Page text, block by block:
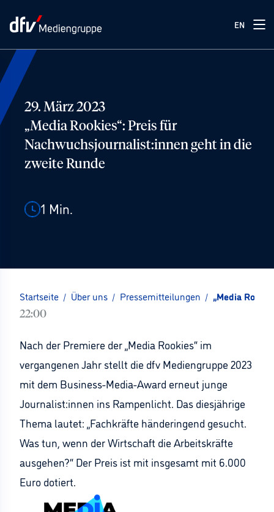
EN
29. März 2023
„Media Rookies“: Preis für
Nachwuchsjournalist:innen geht in die
zweite Runde
1 Min.
Startseite / Über uns / Pressemitteilungen / „Media
22:00
Nach der Premiere der „Media Rookies“ im
vergangenen Jahr stellt die dfv Mediengruppe 2023
mit dem Business-Media-Award erneut junge
Journalist:innen ins Rampenlicht. Das diesjährige
Thema lautet: „Fachkräfte händeringend gesucht.
Was tun, wenn der Wirtschaft die Arbeitskräfte
ausgehen?“ Der Preis ist mit insgesamt mit 6.000
Euro dotiert.